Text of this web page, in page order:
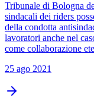
Tribunale di Bologna
sindacali dei riders
della condotta
lavoratori anche nel
come collaborazione
25 ago 2021